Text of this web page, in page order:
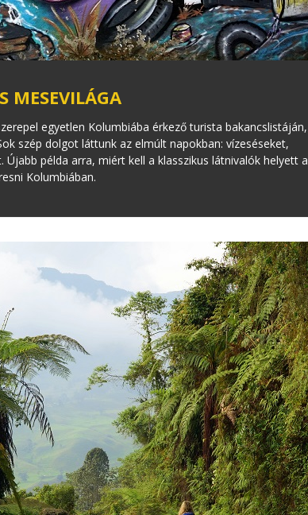
MESEVILÁGA
egyetlen Kolumbiába érkező turista bakancslistáján,
szép dolgot láttunk az elmúlt napokban: vízeséseket,
példa arra, miért kell a klasszikus látnivalók helyett a
Kolumbiában.